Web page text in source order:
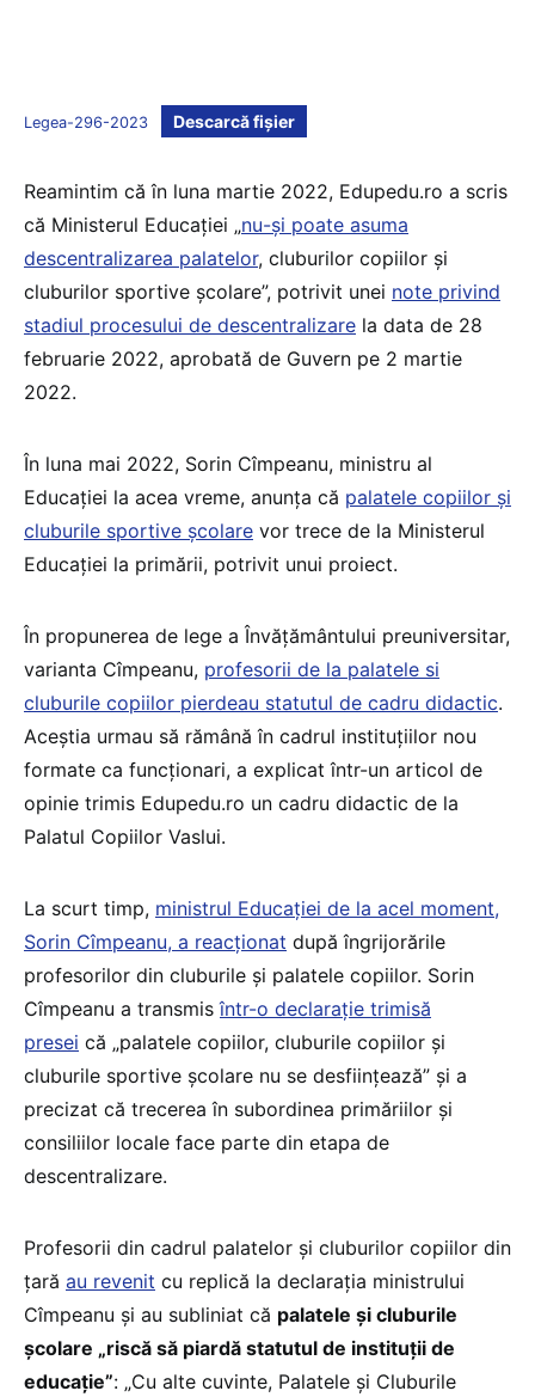
Legea-296-2023 Descarcă fișier
Reamintim că în luna martie 2022, Edupedu.ro a scris
că Ministerul Educației „nu-și poate asuma
descentralizarea palatelor, cluburilor copiilor și
cluburilor sportive școlare”, potrivit unei note privind
stadiul procesului de descentralizare la data de 28
februarie 2022, aprobată de Guvern pe 2 martie
2022.
În luna mai 2022, Sorin Cîmpeanu, ministru al
Educației la acea vreme, anunța că palatele copiilor și
cluburile sportive școlare vor trece de la Ministerul
Educației la primării, potrivit unui proiect.
În propunerea de lege a Învățământului preuniversitar,
varianta Cîmpeanu, profesorii de la palatele si
cluburile copiilor pierdeau statutul de cadru didactic.
Aceștia urmau să rămână în cadrul instituțiilor nou
formate ca funcționari, a explicat într-un articol de
opinie trimis Edupedu.ro un cadru didactic de la
Palatul Copiilor Vaslui.
La scurt timp, ministrul Educației de la acel moment,
Sorin Cîmpeanu, a reacționat după îngrijorările
profesorilor din cluburile și palatele copiilor. Sorin
Cîmpeanu a transmisîntr-o declarație trimisă
presei că „palatele copiilor, cluburile copiilor și
cluburile sportive școlare nu se desființează” și a
precizat că trecerea în subordinea primăriilor și
consiliilor locale face parte din etapa de
descentralizare.
Profesorii din cadrul palatelor și cluburilor copiilor din
țară au revenit cu replică la declarația ministrului
Cîmpeanu și au subliniat că palatele și cluburile
școlare „riscă să piardă statutul de instituții de
educație”: „Cu alte cuvinte, Palatele și Cluburile